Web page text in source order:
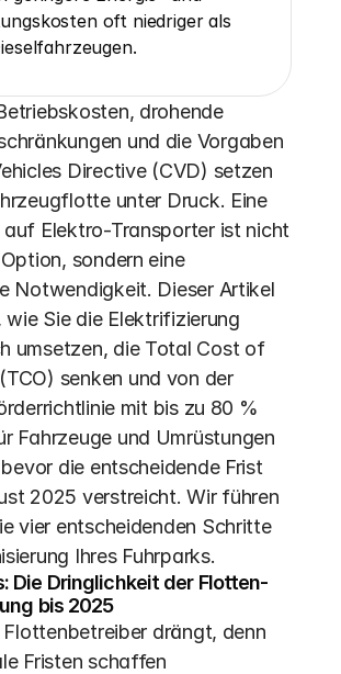
oft niedriger als
drohende
und die Vorgaben
Directive (CVD) setzen
unter Druck. Eine
auf Elektro-Transporter ist nicht
sondern eine
Notwendigkeit. Dieser Artikel
wie Sie die Elektrifizierung
umsetzen, die Total Cost of
senken und von der
mit bis zu 80 %
Fahrzeuge und Umrüstungen
die entscheidende Frist
2025 verstreicht. Wir führen
vier entscheidenden Schritte
Ihres Fuhrparks.
Die Dringlichkeit der Flotten-
bis 2025
drängt, denn
Fristen schaffen